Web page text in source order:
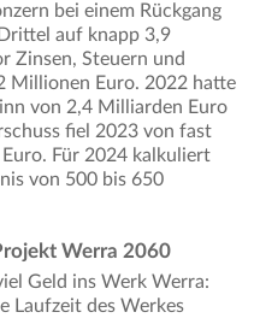
bei einem Rückgang
auf knapp 3,9
Zinsen, Steuern und
Millionen Euro. 2022 hatte
von 2,4 Milliarden Euro
fiel 2023 von fast
Für 2024 kalkuliert
von 500 bis 650
Werra 2060
Geld ins Werk Werra:
Laufzeit des Werkes